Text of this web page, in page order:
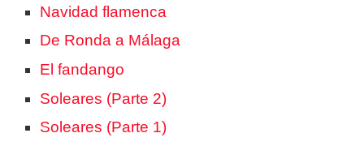
Navidad flamenca
De Ronda a Málaga
El fandango
Soleares (Parte 2)
Soleares (Parte 1)